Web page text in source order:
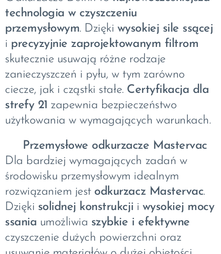
technologia w czyszczeniu
przemysłowym. Dzięki wysokiej sile ssącej
i precyzyjnie zaprojektowanym filtrom
skutecznie usuwają różne rodzaje
zanieczyszczeń i pyłu, w tym zarówno
ciecze, jak i cząstki stałe. Certyfikacja dla
strefy 21 zapewnia bezpieczeństwo
użytkowania w wymagających warunkach.
Przemysłowe odkurzacze Mastervac
Dla bardziej wymagających zadań w
środowisku przemysłowym idealnym
rozwiązaniem jest odkurzacz Mastervac.
Dzięki solidnej konstrukcji i wysokiej mocy
ssania umożliwia szybkie i efektywne
czyszczenie dużych powierzchni oraz